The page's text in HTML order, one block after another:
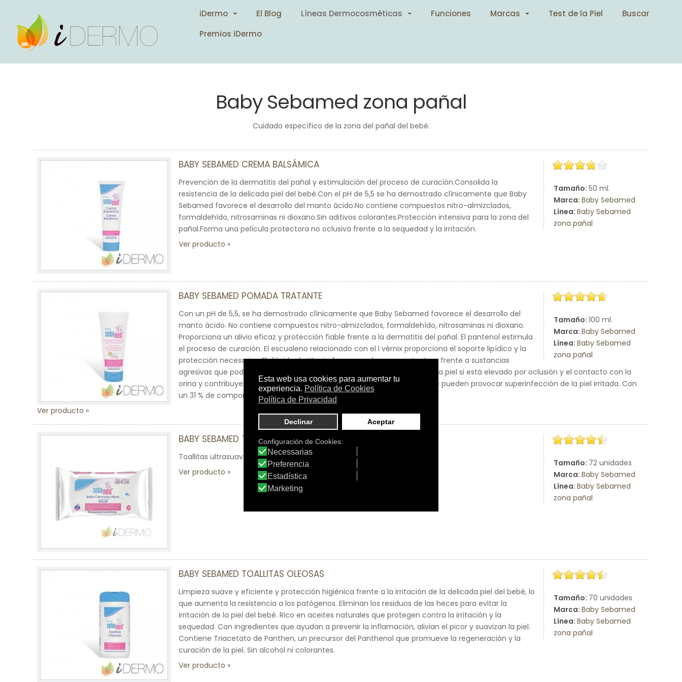
iDermo El Blog Líneas Dermocosméticas Funciones Marcas Test de la Piel
Buscar
Premios iDermo
Baby Sebamed zona pañal
Cuidado específico de la zona del pañal del bebé.
Tamaño: 50 ml.
Marca: Baby Sebamed
Línea: Baby Sebamed
zona pañal
BABY SEBAMED CREMA BALSÁMICA
Prevención de la dermatitis del pañal y estimulación del proceso de curación.Consolida la
resistencia de la delicada piel del bebé.Con el pH de 5,5 se ha demostrado clínicamente que Baby
Sebamed favorece el desarrollo del manto ácido.No contiene compuestos nitro-almizclados,
formaldehído, nitrosaminas ni dioxano.Sin aditivos colorantes.Protección intensiva para la zona del
pañal.Forma una película protectora no oclusiva frente a la sequedad y la irritación.
Ver producto
Tamaño: 100 ml.
Marca: Baby Sebamed
Línea: Baby Sebamed
zona pañal
BABY SEBAMED POMADA TRATANTE
Con un pH de 5,5, se ha demostrado clínicamente que Baby Sebamed favorece el desarrollo del
manto ácido. No contiene compuestos nitro-almizclados, formaldehído, nitrosaminas ni dioxano.
Proporciona un alivio eficaz y protección fiable frente a la dermatitis del pañal. El pantenol estimula
el proceso de curación. El escualeno relacionado con el l vérnix proporciona el soporte lipídico y la
protección necesarios. El dióxido de titanio forma una barrera protectora frente a sustancias
agresivas que podrían provocar inflamación. El pH 5,5 normaliza el pH de la piel si está elevado por oclusión y el contacto con la
orina y contribuye a la protección frente a microorganismos nocivos que pueden provocar superinfección de la piel irritada. Con
un 31 % de componente lipídico.
Ver producto
Tamaño: 72 unidades
Marca: Baby Sebamed
Línea: Baby Sebamed
zona pañal
BABY SEBAMED TOALLITAS LIMPIADORAS
Toallitas ultrasuaves para la zona del pañal.
Ver producto
Tamaño: 70 unidades
Marca: Baby Sebamed
Línea: Baby Sebamed
zona pañal
BABY SEBAMED TOALLITAS OLEOSAS
Limpieza suave y eficiente y protección higiénica frente a la irritación de la delicada piel del bebé, lo
que aumenta la resistencia a los patógenos. Eliminan los residuos de las heces para evitar la
irritación de la piel del bebé. Rico en aceites naturales que protegen contra la irritación y la
sequedad. Con ingredientes que ayudan a prevenir la inflamación, alivian el picor y suavizan la piel.
Contiene Triacetato de Panthen, un precursor del Panthenol que promueve la regeneración y la
curación de la piel. Sin alcohol ni colorantes.
Ver producto